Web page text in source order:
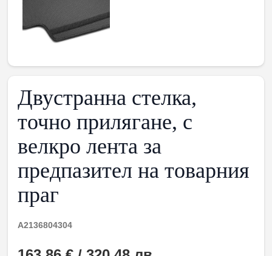
Двустранна стелка,
точно прилягане, с
велкро лента за
предпазител на товарния
праг
A2136804304